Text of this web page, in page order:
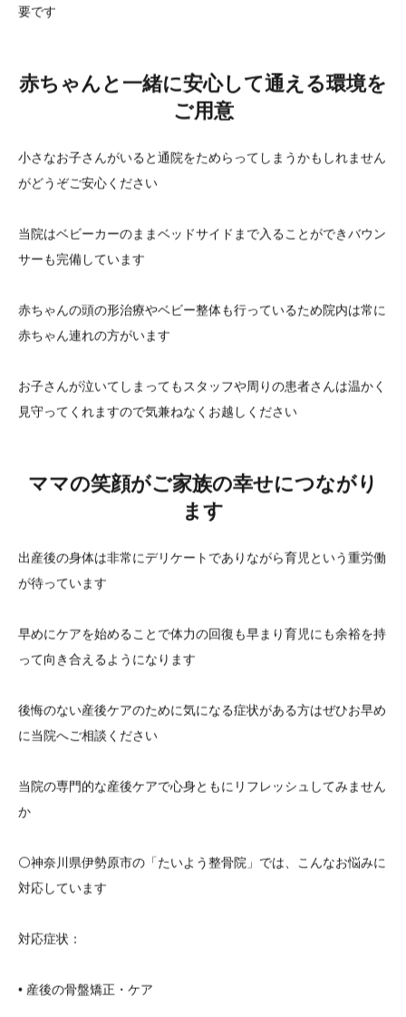
要です
赤ちゃんと一緒に安心して通える環境を
ご用意
小さなお子さんがいると通院をためらってしまうかもしれません
がどうぞご安心ください
当院はベビーカーのままベッドサイドまで入ることができバウン
サーも完備しています
赤ちゃんの頭の形治療やベビー整体も行っているため院内は常に
赤ちゃん連れの方がいます
お子さんが泣いてしまってもスタッフや周りの患者さんは温かく
見守ってくれますので気兼ねなくお越しください
ママの笑顔がご家族の幸せにつながり
ます
出産後の身体は非常にデリケートでありながら育児という重労働
が待っています
早めにケアを始めることで体力の回復も早まり育児にも余裕を持
って向き合えるようになります
後悔のない産後ケアのために気になる症状がある方はぜひお早め
に当院へご相談ください
当院の専門的な産後ケアで心身ともにリフレッシュしてみません
か
⚪️神奈川県伊勢原市の「たいよう整骨院」では、こんなお悩みに
対応しています
対応症状：
• 産後の骨盤矯正・ケア